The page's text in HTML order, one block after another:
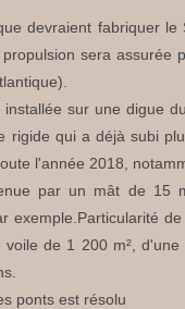
devraient fabriquer
sera
sur une digue
rigide qui a déjà subi
l'année 2018,
par un mât de
de 1 200 m²,
ponts est résolu